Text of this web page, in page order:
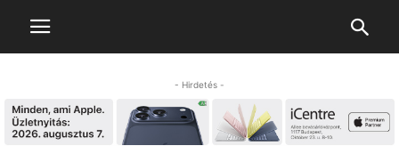
- Hirdetés -